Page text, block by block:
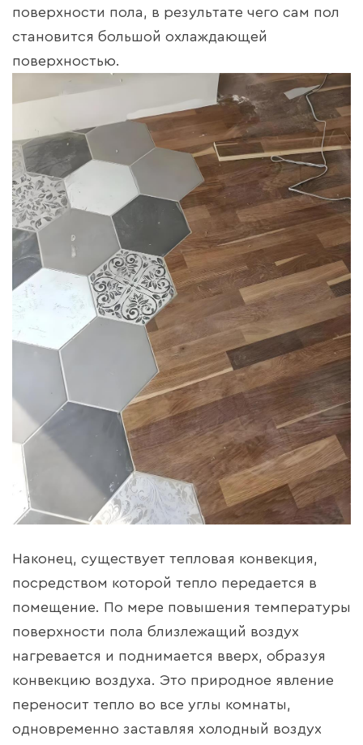
поверхности пола, в результате чего сам пол
становится большой охлаждающей
поверхностью.
Наконец, существует тепловая конвекция,
посредством которой тепло передается в
помещение. По мере повышения температуры
поверхности пола близлежащий воздух
нагревается и поднимается вверх, образуя
конвекцию воздуха. Это природное явление
переносит тепло во все углы комнаты,
одновременно заставляя холодный воздух